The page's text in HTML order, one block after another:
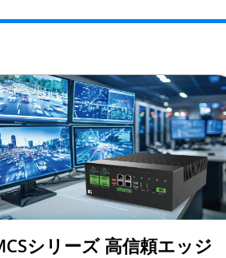
シリーズ 高信頼エッジ